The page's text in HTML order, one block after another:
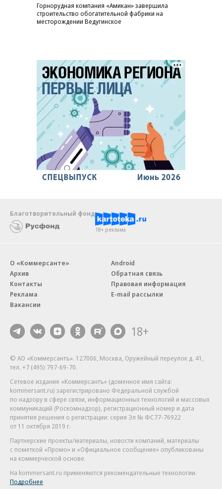
Горнорудная компания «Амикан» завершила
строительство обогатительной фабрики на
месторождении Ведугинское
Благотворительный фонд
18+ реклама
О «Коммерсанте»
Архив
Контакты
Реклама
Вакансии
Android
Обратная связь
Правовая информация
E-mail рассылки
18+
© АО «Коммерсантъ». 127006, Москва, Оружейный переулок д. 41,
тел. +7 (495) 797-69-70.
Сетевое издание «Коммерсантъ» (доменное имя сайта:
kommersant.ru) зарегистрировано Федеральной службой
по надзору в сфере связи, информационных технологий и массовых
коммуникаций (Роскомнадзор), регистрационный номер и дата
принятия решения о регистрации: серия Эл № ФС77-76922
от 11 октября 2019 г.
Партнерские проекты/материалы, новости компаний, материалы
с пометкой «Промо» и «Официальное сообщение» опубликованы
на коммерческой основе.
На kommersant.ru применяются рекомендательные технологии.
Подробнее